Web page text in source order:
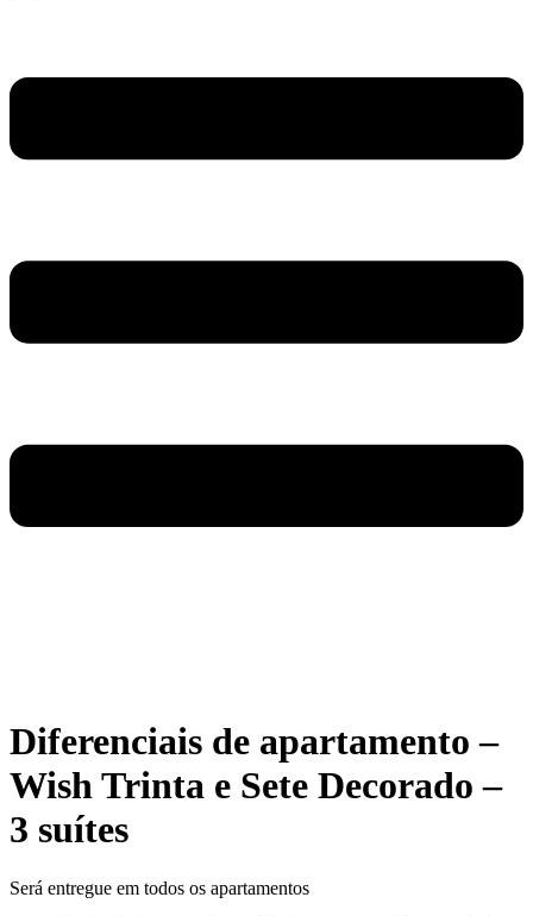
Diferenciais de apartamento –
Wish Trinta e Sete Decorado –
3 suítes
Será entregue em todos os apartamentos